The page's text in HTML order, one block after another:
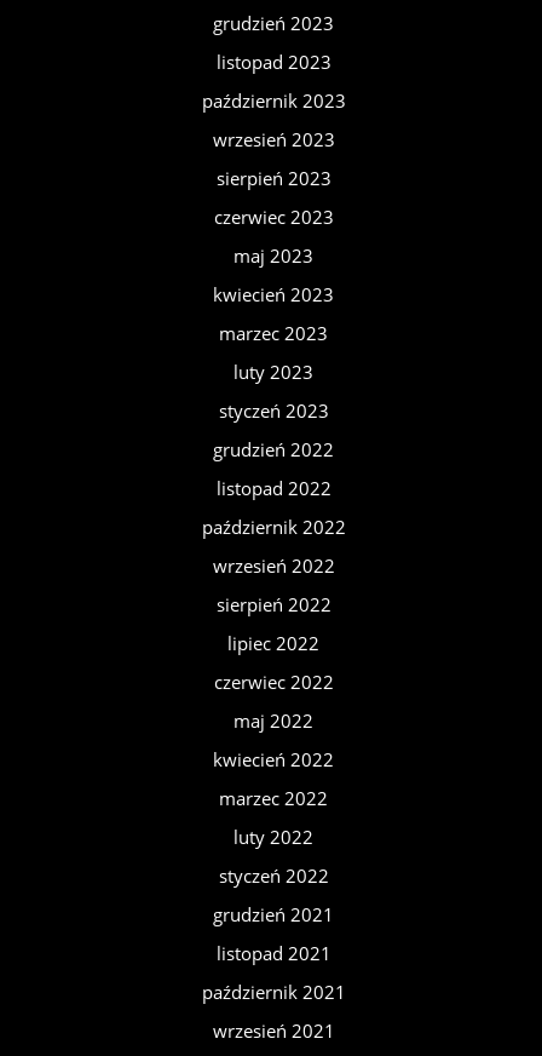
grudzień 2023
listopad 2023
październik 2023
wrzesień 2023
sierpień 2023
czerwiec 2023
maj 2023
kwiecień 2023
marzec 2023
luty 2023
styczeń 2023
grudzień 2022
listopad 2022
październik 2022
wrzesień 2022
sierpień 2022
lipiec 2022
czerwiec 2022
maj 2022
kwiecień 2022
marzec 2022
luty 2022
styczeń 2022
grudzień 2021
listopad 2021
październik 2021
wrzesień 2021